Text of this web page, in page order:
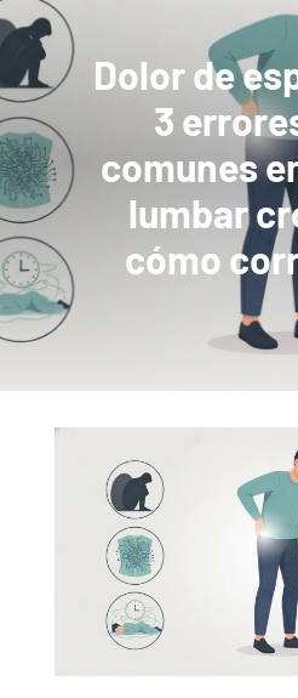
Dolor de
3
comunes
lumbar
cómo